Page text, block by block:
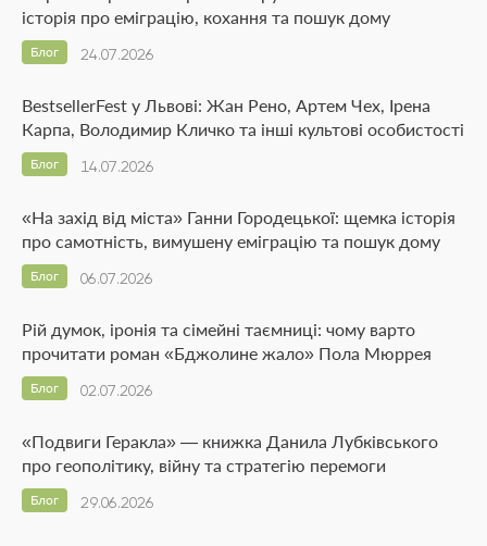
історія про еміграцію, кохання та пошук дому
24.07.2026
Блог
BestsellerFest у Львові: Жан Рено, Артем Чех, Ірена
Карпа, Володимир Кличко та інші культові особистості
14.07.2026
Блог
«На захід від міста» Ганни Городецької: щемка історія
про самотність, вимушену еміграцію та пошук дому
06.07.2026
Блог
Рій думок, іронія та сімейні таємниці: чому варто
прочитати роман «Бджолине жало» Пола Мюррея
02.07.2026
Блог
«Подвиги Геракла» — книжка Данила Лубківського
про геополітику, війну та стратегію перемоги
29.06.2026
Блог